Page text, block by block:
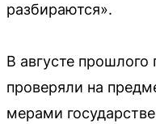
разбираются».
В августе
проверяли на
мерами